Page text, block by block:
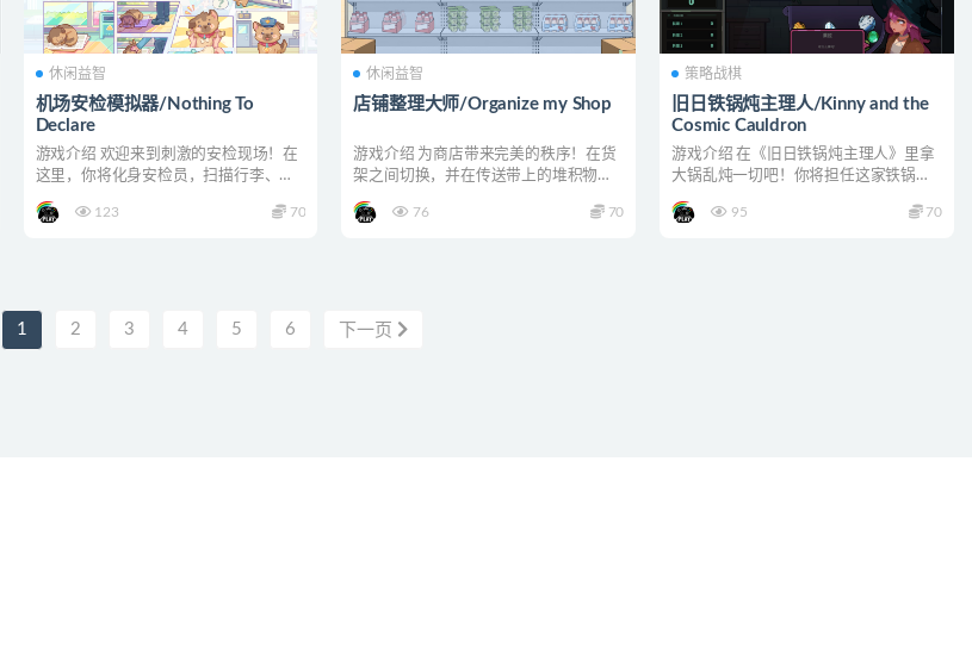
休闲益智
机场安检模拟器/Nothing To
Declare
游戏介绍 欢迎来到刺激的安检现场！在
这里，你将化身安检员，扫描行李、检
123
70
休闲益智
店铺整理大师/Organize my Shop
游戏介绍 为商店带来完美的秩序！在货
架之间切换，并在传送带上的堆积物中
76
70
策略战棋
旧日铁锅炖主理人/Kinny and the
Cosmic Cauldron
游戏介绍 在《旧日铁锅炖主理人》里拿
大锅乱炖一切吧！你将担任这家铁锅炖
95
70
1 2 3 4 5 6 下一页